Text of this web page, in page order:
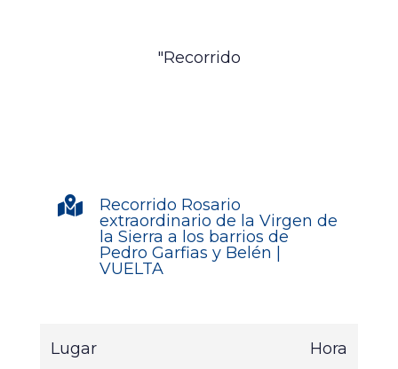
"Recorrido

Recorrido Rosario
extraordinario de la Virgen de
la Sierra a los barrios de
Pedro Garfias y Belén |
VUELTA
Lugar Hora